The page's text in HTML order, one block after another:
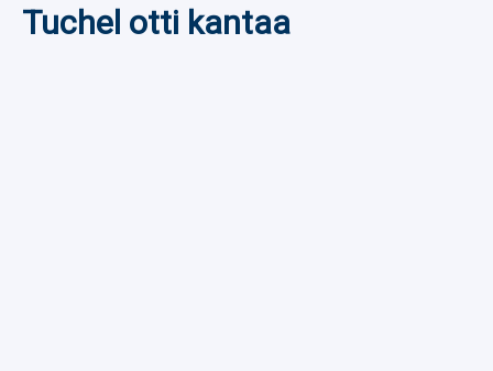
Jalkapallo
Tuchel otti kantaa